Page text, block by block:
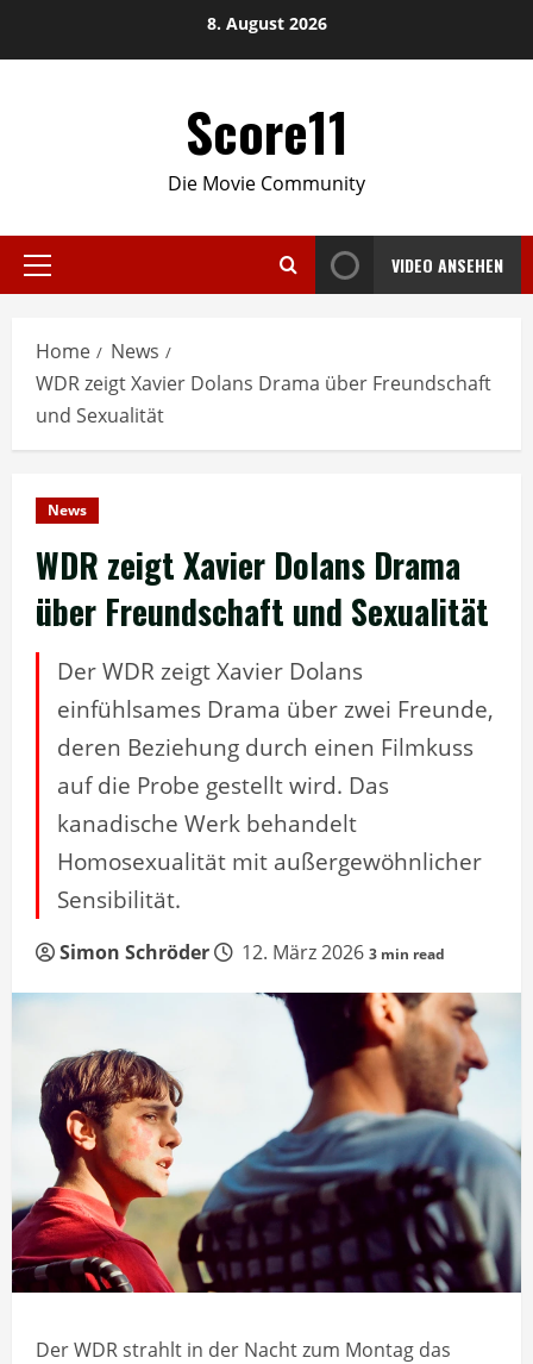
8. August 2026
Score11
Die Movie Community
Primary
VIDEO ANSEHEN
Home
News
WDR zeigt Xavier Dolans Drama über Freundschaft
und Sexualität
News
WDR zeigt Xavier Dolans Drama
über Freundschaft und Sexualität
Der WDR zeigt Xavier Dolans
einfühlsames Drama über zwei Freunde,
deren Beziehung durch einen Filmkuss
auf die Probe gestellt wird. Das
kanadische Werk behandelt
Homosexualität mit außergewöhnlicher
Sensibilität.
Simon Schröder 12. März 2026 3 min read
Der WDR strahlt in der Nacht zum Montag das